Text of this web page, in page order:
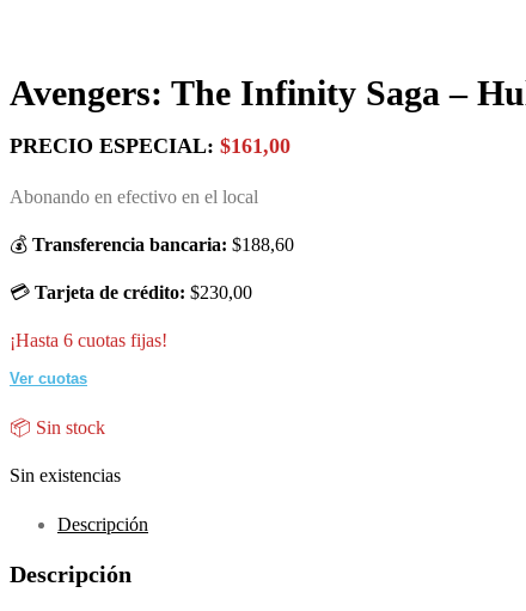
Avengers: The Infinity Saga –
PRECIO ESPECIAL: $161,00
Abonando en efectivo en el local
💰 Transferencia bancaria: $188,60
💳 Tarjeta de crédito: $230,00
¡Hasta 6 cuotas fijas!
Ver cuotas
📦 Sin stock
Sin existencias
Descripción
Descripción